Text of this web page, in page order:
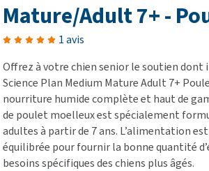
Problèmes articulaires et
de mobilité
Senior & Démence
Tout afficher
Mature/Adult 7+ -
1 avis
Offrez à votre chien senior le soutien dont
Science Plan Medium Mature Adult 7+
nourriture humide complète et haut de
de poulet moelleux est spécialement
adultes à partir de 7 ans. L’alimentation
équilibrée pour fournir la bonne quantité
besoins spécifiques des chiens plus âgés.